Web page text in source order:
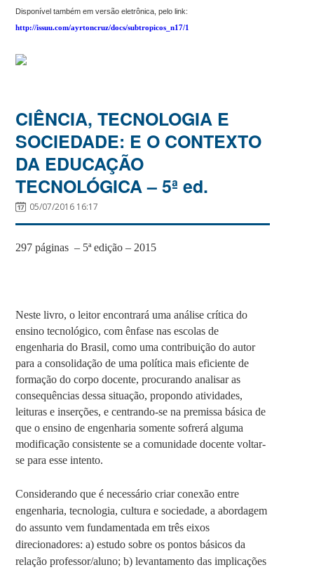
Disponível também em versão eletrônica, pelo link:
http://issuu.com/ayrtoncruz/docs/subtropicos_n17/1
CIÊNCIA, TECNOLOGIA E
SOCIEDADE: E O CONTEXTO
DA EDUCAÇÃO
TECNOLÓGICA – 5ª ed.
05/07/2016 16:17
297 páginas – 5ª edição – 2015
Neste livro, o leitor encontrará uma análise crítica do
ensino tecnológico, com ênfase nas escolas de
engenharia do Brasil, como uma contribuição do autor
para a consolidação de uma política mais eficiente de
formação do corpo docente, procurando analisar as
consequências dessa situação, propondo atividades,
leituras e inserções, e centrando-se na premissa básica de
que o ensino de engenharia somente sofrerá alguma
modificação consistente se a comunidade docente voltar-
se para esse intento.
Considerando que é necessário criar conexão entre
engenharia, tecnologia, cultura e sociedade, a abordagem
do assunto vem fundamentada em três eixos
direcionadores: a) estudo sobre os pontos básicos da
relação professor/aluno; b) levantamento das implicações